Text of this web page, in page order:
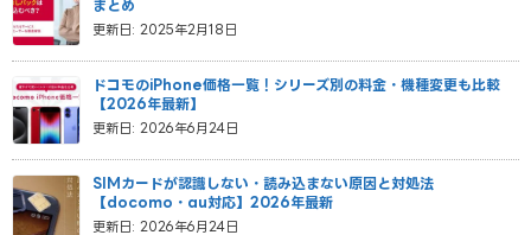
更新日: 2025年2月18日
まとめ
更新日: 2026年6月24日
ドコモのiPhone価格一覧！シリーズ別の料金・機種変更も比較
【2026年最新】
更新日: 2026年6月24日
SIMカードが認識しない・読み込まない原因と対処法
【docomo・au対応】2026年最新